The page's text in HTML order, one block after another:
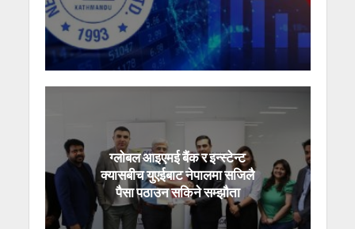
ग्लोबल आइएमई बैंक र इन्स्टेन्ट
क्यासबीच युएईबाट नेपालमा सजिलै
पैसा पठाउन सकिने सम्झौता